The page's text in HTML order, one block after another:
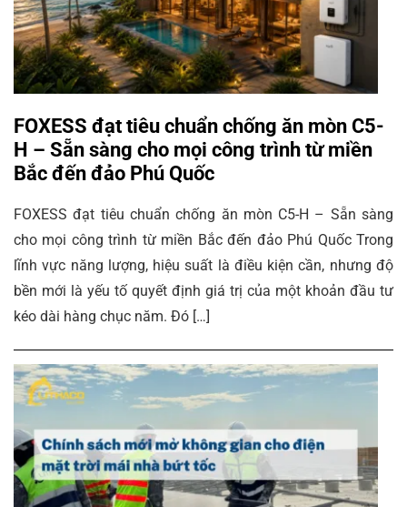
FOXESS đạt tiêu chuẩn chống ăn mòn C5-
H – Sẵn sàng cho mọi công trình từ miền
Bắc đến đảo Phú Quốc
FOXESS đạt tiêu chuẩn chống ăn mòn C5-H – Sẵn sàng
cho mọi công trình từ miền Bắc đến đảo Phú Quốc Trong
lĩnh vực năng lượng, hiệu suất là điều kiện cần, nhưng độ
bền mới là yếu tố quyết định giá trị của một khoản đầu tư
kéo dài hàng chục năm. Đó […]